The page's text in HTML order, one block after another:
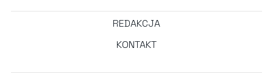
REDAKCJA
KONTAKT